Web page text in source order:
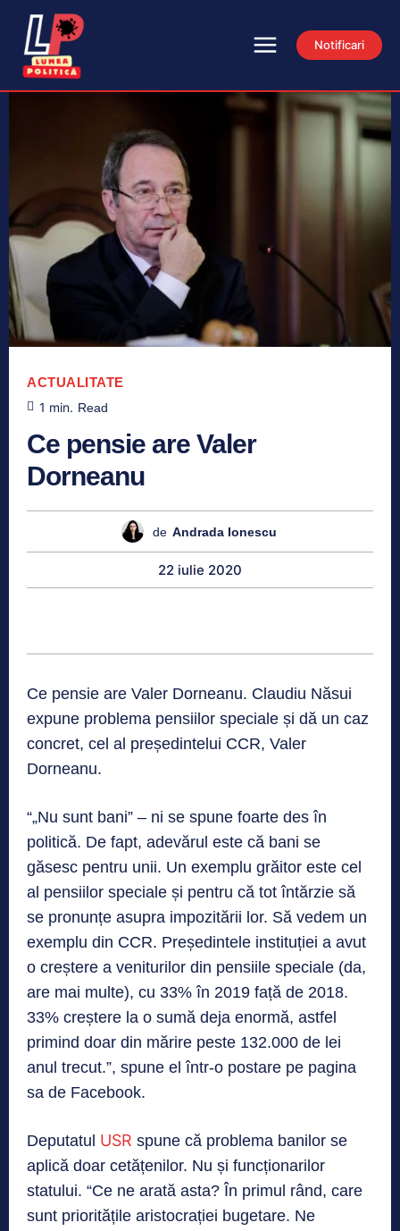
Notificari
ACTUALITATE
1 min. Read
Ce pensie are Valer
Dorneanu
de Andrada Ionescu
22 iulie 2020
Ce pensie are Valer Dorneanu. Claudiu Năsui
expune problema pensiilor speciale și dă un caz
concret, cel al președintelui CCR, Valer
Dorneanu.
“„Nu sunt bani” – ni se spune foarte des în
politică. De fapt, adevărul este că bani se
găsesc pentru unii. Un exemplu grăitor este cel
al pensiilor speciale și pentru că tot întărzie să
se pronunțe asupra impozitării lor. Să vedem un
exemplu din CCR. Președintele instituției a avut
o creștere a veniturilor din pensiile speciale (da,
are mai multe), cu 33% în 2019 față de 2018.
33% creștere la o sumă deja enormă, astfel
primind doar din mărire peste 132.000 de lei
anul trecut.”, spune el într-o postare pe pagina
sa de Facebook.
Deputatul USR spune că problema banilor se
aplică doar cetățenilor. Nu și funcționarilor
statului. “Ce ne arată asta? În primul rând, care
sunt prioritățile aristocrației bugetare. Ne